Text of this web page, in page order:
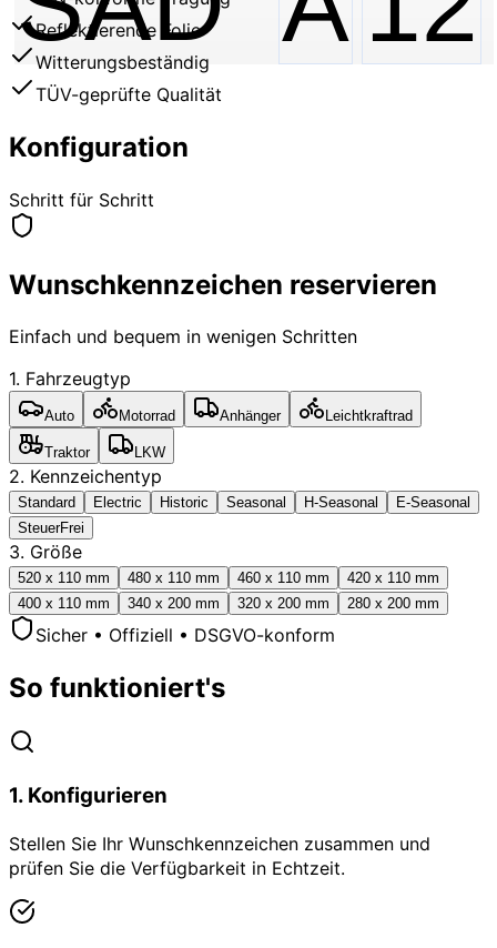
Reflektierende Folie
Witterungsbeständig
TÜV-geprüfte Qualität
Konfiguration
Schritt für Schritt
Wunschkennzeichen reservieren
Einfach und bequem in wenigen Schritten
1. Fahrzeugtyp
Auto Motorrad Anhänger Leichtkraftrad
Traktor LKW
2. Kennzeichentyp
Standard Electric Historic Seasonal H-Seasonal
E-Seasonal
SteuerFrei
3. Größe
520 x 110 mm 480 x 110 mm 460 x 110 mm
420 x 110 mm
400 x 110 mm
340 x 200 mm 320 x 200 mm 280 x 200 mm
Sicher • Offiziell • DSGVO-konform
So funktioniert's
1. Konfigurieren
Stellen Sie Ihr Wunschkennzeichen zusammen und
prüfen Sie die Verfügbarkeit in Echtzeit.